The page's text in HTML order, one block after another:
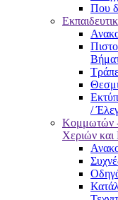
Που
/
Κομμωτών -
Χεριών